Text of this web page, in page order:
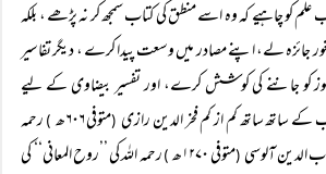
کو چاہیے کہ وہ اسے منطق کی کتاب سمجھ کر نہ پڑھے ، بلکہ
جائزہ لے، اپنے مصادر میں وسعت پیدا کرے ، دیگر تفاسیر
کو جاننے کی کوشش کرے، اور تفسیر بیضاوی کے لیے
ساتھ ساتھ کم از کم فخر الدین رازی (متوفی ۶۰۶ھ ) رحمہ
الدین آلوسی (متوفی ۱۲۷۰ھ )رحمہ اللہ کی ’’روح المعانی‘‘ کی